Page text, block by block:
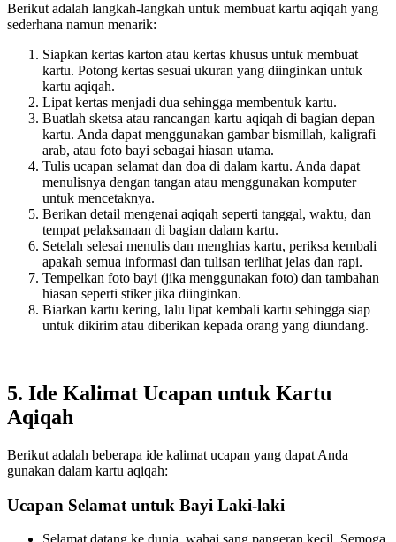
Berikut adalah langkah-langkah untuk membuat kartu aqiqah yang
sederhana namun menarik:
Siapkan kertas karton atau kertas khusus untuk membuat
kartu. Potong kertas sesuai ukuran yang diinginkan untuk
kartu aqiqah.
Lipat kertas menjadi dua sehingga membentuk kartu.
Buatlah sketsa atau rancangan kartu aqiqah di bagian depan
kartu. Anda dapat menggunakan gambar bismillah, kaligrafi
arab, atau foto bayi sebagai hiasan utama.
Tulis ucapan selamat dan doa di dalam kartu. Anda dapat
menulisnya dengan tangan atau menggunakan komputer
untuk mencetaknya.
Berikan detail mengenai aqiqah seperti tanggal, waktu, dan
tempat pelaksanaan di bagian dalam kartu.
Setelah selesai menulis dan menghias kartu, periksa kembali
apakah semua informasi dan tulisan terlihat jelas dan rapi.
Tempelkan foto bayi (jika menggunakan foto) dan tambahan
hiasan seperti stiker jika diinginkan.
Biarkan kartu kering, lalu lipat kembali kartu sehingga siap
untuk dikirim atau diberikan kepada orang yang diundang.
5. Ide Kalimat Ucapan untuk Kartu
Aqiqah
Berikut adalah beberapa ide kalimat ucapan yang dapat Anda
gunakan dalam kartu aqiqah:
Ucapan Selamat untuk Bayi Laki-laki